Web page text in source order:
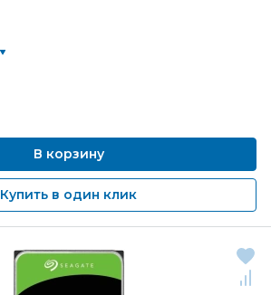
В корзину
Купить в один клик